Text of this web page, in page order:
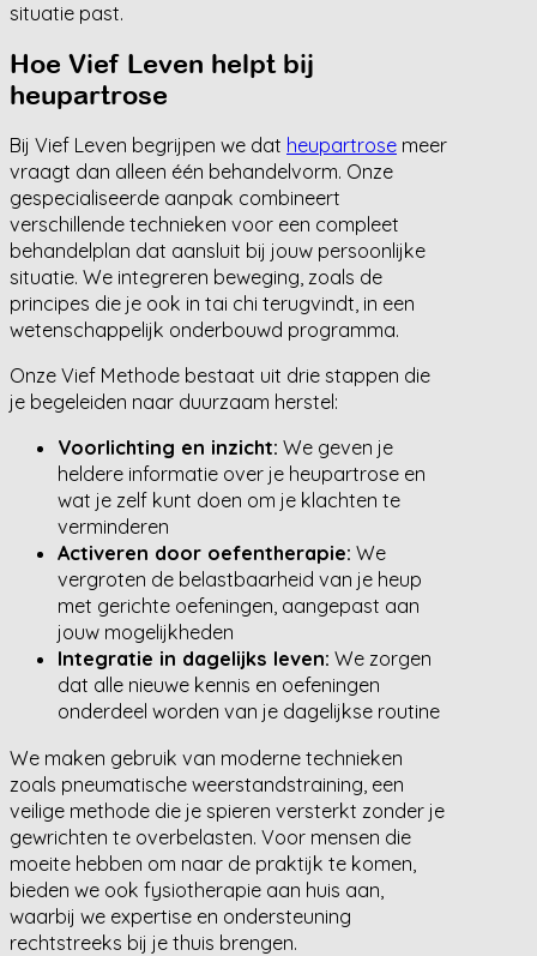
situatie past.
Hoe Vief Leven helpt bij
heupartrose
Bij Vief Leven begrijpen we dat heupartrose meer
vraagt dan alleen één behandelvorm. Onze
gespecialiseerde aanpak combineert
verschillende technieken voor een compleet
behandelplan dat aansluit bij jouw persoonlijke
situatie. We integreren beweging, zoals de
principes die je ook in tai chi terugvindt, in een
wetenschappelijk onderbouwd programma.
Onze Vief Methode bestaat uit drie stappen die
je begeleiden naar duurzaam herstel:
Voorlichting en inzicht: We geven je
heldere informatie over je heupartrose en
wat je zelf kunt doen om je klachten te
verminderen
Activeren door oefentherapie: We
vergroten de belastbaarheid van je heup
met gerichte oefeningen, aangepast aan
jouw mogelijkheden
Integratie in dagelijks leven: We zorgen
dat alle nieuwe kennis en oefeningen
onderdeel worden van je dagelijkse routine
We maken gebruik van moderne technieken
zoals pneumatische weerstandstraining, een
veilige methode die je spieren versterkt zonder je
gewrichten te overbelasten. Voor mensen die
moeite hebben om naar de praktijk te komen,
bieden we ook fysiotherapie aan huis aan,
waarbij we expertise en ondersteuning
rechtstreeks bij je thuis brengen.